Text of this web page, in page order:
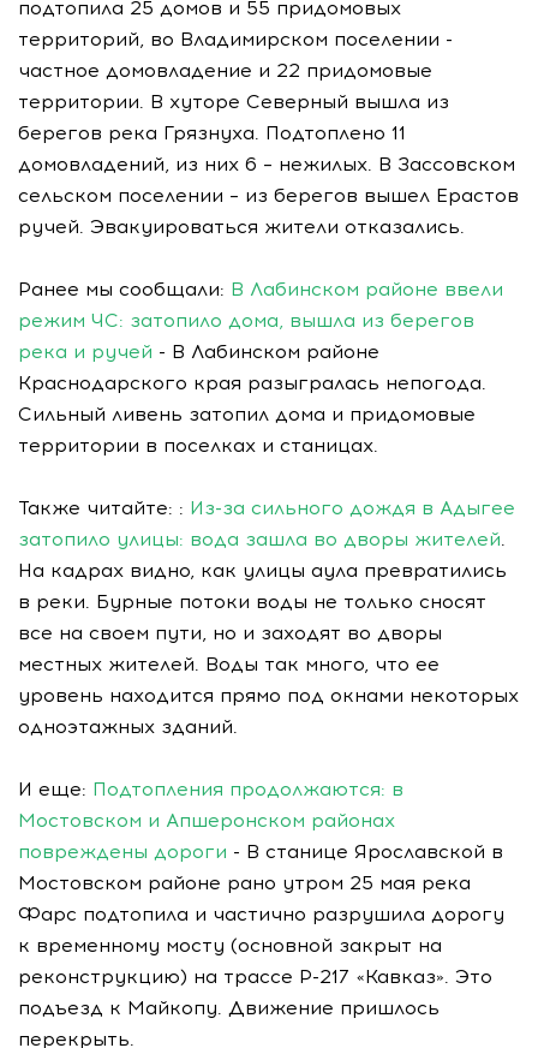
подтопила 25 домов и 55 придомовых
территорий, во Владимирском поселении -
частное домовладение и 22 придомовые
территории. В хуторе Северный вышла из
берегов река Грязнуха. Подтоплено 11
домовладений, из них 6 – нежилых. В Зассовском
сельском поселении – из берегов вышел Ерастов
ручей. Эвакуироваться жители отказались.
Ранее мы сообщали: В Лабинском районе ввели
режим ЧС: затопило дома, вышла из берегов
река и ручей - В Лабинском районе
Краснодарского края разыгралась непогода.
Сильный ливень затопил дома и придомовые
территории в поселках и станицах.
Также читайте: : Из-за сильного дождя в Адыгее
затопило улицы: вода зашла во дворы жителей
На кадрах видно, как улицы аула превратились
в реки. Бурные потоки воды не только сносят
все на своем пути, но и заходят во дворы
местных жителей. Воды так много, что ее
уровень находится прямо под окнами некоторых
одноэтажных зданий.
И еще: Подтопления продолжаются: в
Мостовском и Апшеронском районах
повреждены дороги - В станице Ярославской в
Мостовском районе рано утром 25 мая река
Фарс подтопила и частично разрушила дорогу
к временному мосту (основной закрыт на
реконструкцию) на трассе Р-217 «Кавказ». Это
подъезд к Майкопу. Движение пришлось
перекрыть.